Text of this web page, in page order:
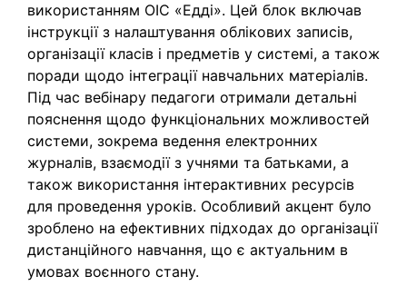
використанням ОІС «Едді». Цей блок включав
інструкції з налаштування облікових записів,
організації класів і предметів у системі, а також
поради щодо інтеграції навчальних матеріалів.
Під час вебінару педагоги отримали детальні
пояснення щодо функціональних можливостей
системи, зокрема ведення електронних
журналів, взаємодії з учнями та батьками, а
також використання інтерактивних ресурсів
для проведення уроків. Особливий акцент було
зроблено на ефективних підходах до організації
дистанційного навчання, що є актуальним в
умовах воєнного стану.